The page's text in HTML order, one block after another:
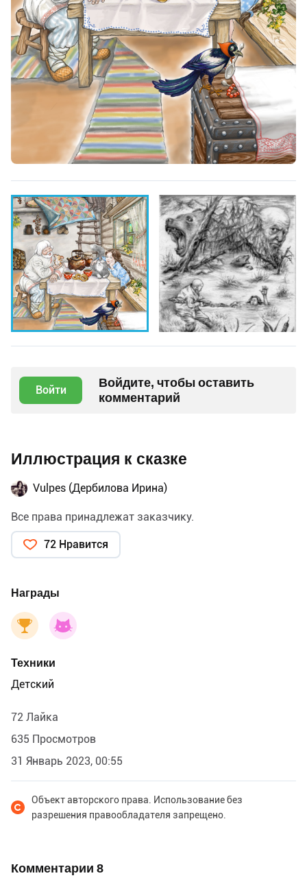
Войти
Войдите, чтобы оставить
комментарий
Иллюстрация к сказке
Vulpes (Дербилова Ирина)
Все права принадлежат заказчику.
72 Нравится
Награды
Техники
Детский
72 Лайка
635 Просмотров
31 Январь 2023, 00:55
Объект авторского права. Использование без
разрешения правообладателя запрещено.
Комментарии 8